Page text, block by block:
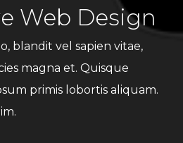
Web Design
blandit vel sapien vitae,
magna et. Quisque
primis lobortis aliquam.